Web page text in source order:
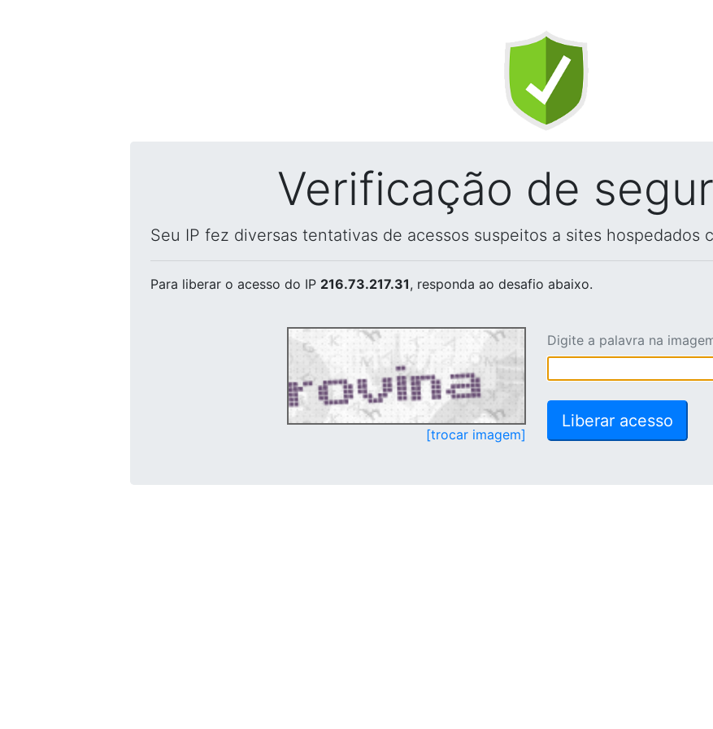
Verificação de
Seu IP fez diversas tentativas de acessos suspeitos a sites hospedados
Para liberar o acesso do IP 216.73.217.31, responda ao desafio abaixo.
[trocar imagem]
Digite a palavra na